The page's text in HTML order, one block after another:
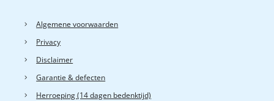
Algemene voorwaarden
Privacy
Disclaimer
Garantie & defecten
Herroeping (14 dagen bedenktijd)